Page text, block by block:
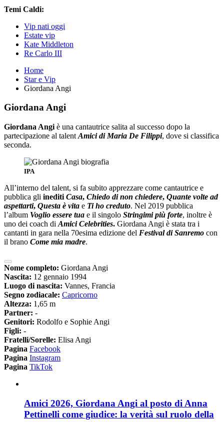
Temi Caldi:
Vip nati oggi
Estate vip
Kate Middleton
Re Carlo III
Home
Star e Vip
Giordana Angi
Giordana Angi
Giordana Angi è una cantautrice salita al successo dopo la
partecipazione al talent Amici di Maria De Filippi, dove si classifica
seconda.
IPA
All’interno del talent, si fa subito apprezzare come cantautrice e
pubblica gli inediti Casa, Chiedo di non chiedere, Quante volte ad
aspettarti, Questa è vita e Ti ho creduto. Nel 2019 pubblica
l’album Voglio essere tua e il singolo Stringimi più forte, inoltre è
uno dei coach di Amici Celebrities. Giordana Angi è stata tra i
cantanti in gara nella 70esima edizione del Festival di Sanremo con
il brano Come mia madre.
Nome completo: Giordana Angi
Nascita: 12 gennaio 1994
Luogo di nascita: Vannes, Francia
Segno zodiacale: Capricorno
Altezza: 1,65 m
Partner: -
Genitori: Rodolfo e Sophie Angi
Figli: -
Fratelli/Sorelle: Elisa Angi
Pagina Facebook
Pagina Instagram
Pagina TikTok
Amici 2026, Giordana Angi al posto di Anna
Pettinelli come giudice: la verità sul ruolo della